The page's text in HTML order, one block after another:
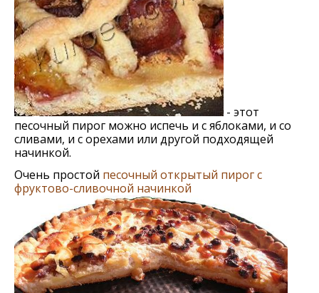
- этот
песочный пирог можно испечь и с яблоками, и со
сливами, и с орехами или другой подходящей
начинкой.
Очень простой песочный открытый пирог с
фруктово-сливочной начинкой